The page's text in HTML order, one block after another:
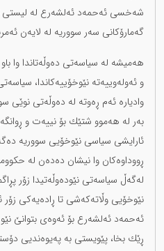
شەخسی ئەحمەد ئەلشەرع لە لیستی
گەمارۆكانی سەر سووریە لە لایەن
هەمیشە لە سیاسەتی دەوڵەتاندا وا
و ئەولەوییەتە نێوخۆییەكاندا،
وادیارە ئەم ڕەوتە لە دەوڵەتی نوێی
بەر لە هەموو شتێك بۆ نییەت و
ئارایشی سیاسی نێوخۆیی سووریە
ڕووداوەكان وا نیشان دەدەن لە
لەگەڵ سیاسەتی نێودەوڵەتیدا زۆر
نێوخۆیی وڵاتەکەشی تا ڕادەیەكی زۆر
ئەحمەد ئەلشەرع بۆ ئەوەی بتوانێ
ڕێك بخا، پێویستی بە پەیوەندیی